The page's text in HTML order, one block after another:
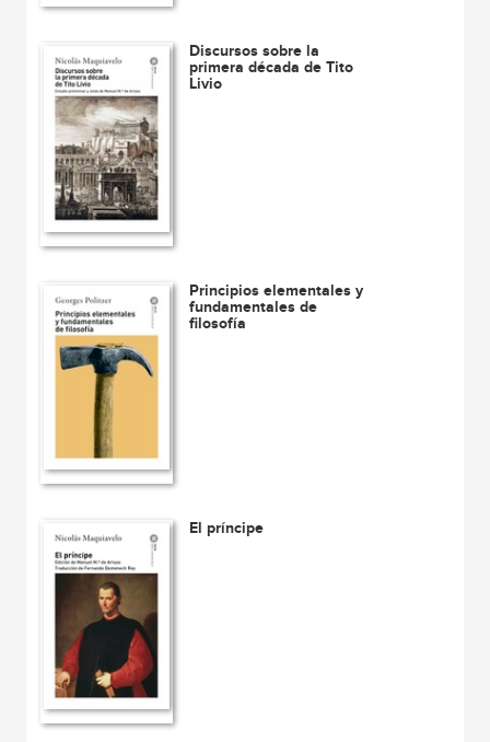
Discursos sobre la
primera década de Tito
Livio
Principios elementales y
fundamentales de
filosofía
El príncipe